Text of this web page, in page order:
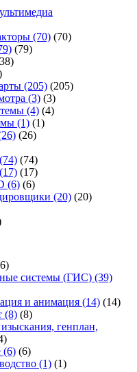
(70) (70)
(79)
(205) (205)
(3) (3)
(4) (4)
(1) (1)
(26)
(74) (74)
(17) (17)
(6) (6)
(20) (20)
системы (ГИС) (39)
и анимация (14) (14)
(8) (8)
генплан,
(6) (6)
(1) (1)